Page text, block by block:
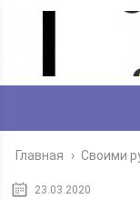
Главная › Своими
23.03.2020